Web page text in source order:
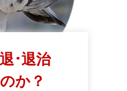
･退治
か？